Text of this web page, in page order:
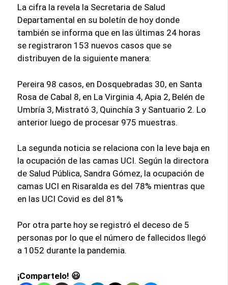
La cifra la revela la Secretaria de Salud
Departamental en su boletín de hoy donde
también se informa que en las últimas 24 horas
se registraron 153 nuevos casos que se
distribuyen de la siguiente manera:
Pereira 98 casos, en Dosquebradas 30, en Santa
Rosa de Cabal 8, en La Virginia 4, Apia 2, Belén de
Umbría 3, Mistrató 3, Quinchía 3 y Santuario 2. Lo
anterior luego de procesar 975 muestras.
La segunda noticia se relaciona con la leve baja en
la ocupación de las camas UCI. Según la directora
de Salud Pública, Sandra Gómez, la ocupación de
camas UCI en Risaralda es del 78% mientras que
en las UCI Covid es del 81%
Por otra parte hoy se registró el deceso de 5
personas por lo que el número de fallecidos llegó
a 1052 durante la pandemia.
¡Compartelo! 😃